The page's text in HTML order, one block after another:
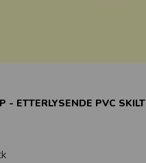
- ETTERLYSENDE PVC SKILT